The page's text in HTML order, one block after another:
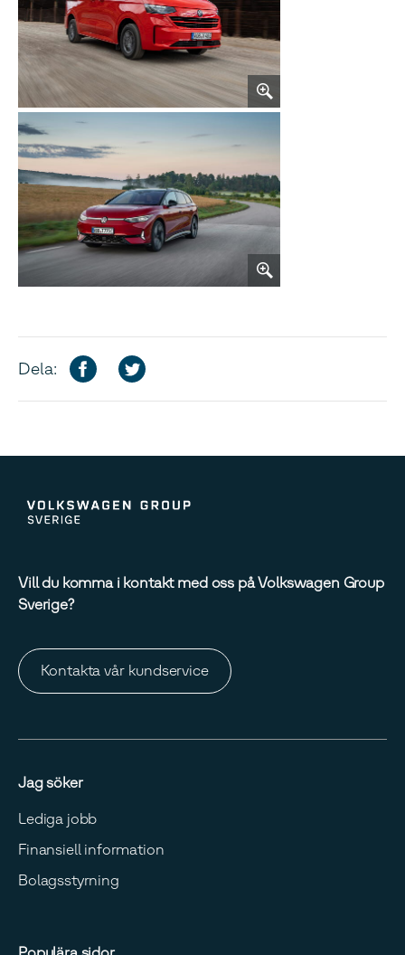
Dela:
Vill du komma i kontakt med oss på Volkswagen Group
Sverige?
Kontakta vår kundservice
Jag söker
Lediga jobb
Finansiell information
Bolagsstyrning